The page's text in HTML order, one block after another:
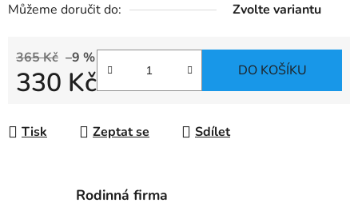
Můžeme doručit do:
Zvolte variantu
365 Kč –9 %
330 Kč DO KOŠÍKU
Tisk Zeptat se Sdílet
Rodinná firma